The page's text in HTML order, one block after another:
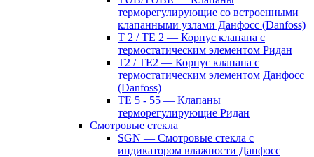
терморегулирующие со встроенными
клапанными узлами Данфосс (Danfoss)
T 2 / TE 2 — Корпус клапана с
термостатическим элементом Ридан
T2 / TE2 — Корпус клапана с
термостатическим элементом Данфосс
(Danfoss)
TE 5 - 55 — Клапаны
терморегулирующие Ридан
Смотровые стекла
SGN — Смотровые стекла с
индикатором влажности Данфосс